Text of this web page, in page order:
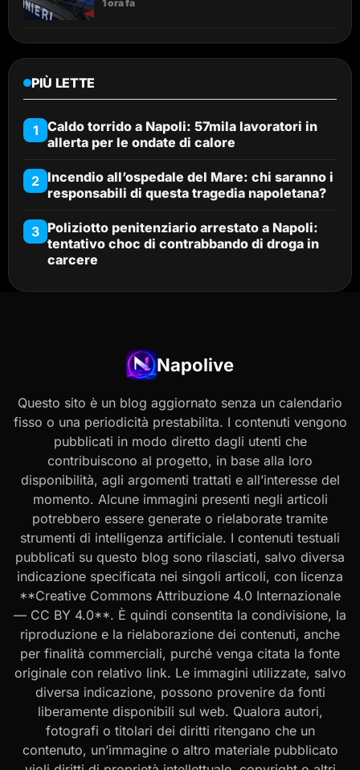
1 ora fa
PIÙ LETTE
1 Caldo torrido a Napoli: 57mila lavoratori in
allerta per le ondate di calore
2 Incendio all’ospedale del Mare: chi saranno i
responsabili di questa tragedia napoletana?
3 Poliziotto penitenziario arrestato a Napoli:
tentativo choc di contrabbando di droga in
carcere
Napolive
Questo sito è un blog aggiornato senza un calendario
fisso o una periodicità prestabilita. I contenuti vengono
pubblicati in modo diretto dagli utenti che
contribuiscono al progetto, in base alla loro
disponibilità, agli argomenti trattati e all’interesse del
momento. Alcune immagini presenti negli articoli
potrebbero essere generate o rielaborate tramite
strumenti di intelligenza artificiale. I contenuti testuali
pubblicati su questo blog sono rilasciati, salvo diversa
indicazione specificata nei singoli articoli, con licenza
**Creative Commons Attribuzione 4.0 Internazionale
— CC BY 4.0**. È quindi consentita la condivisione, la
riproduzione e la rielaborazione dei contenuti, anche
per finalità commerciali, purché venga citata la fonte
originale con relativo link. Le immagini utilizzate, salvo
diversa indicazione, possono provenire da fonti
liberamente disponibili sul web. Qualora autori,
fotografi o titolari dei diritti ritengano che un
contenuto, un’immagine o altro materiale pubblicato